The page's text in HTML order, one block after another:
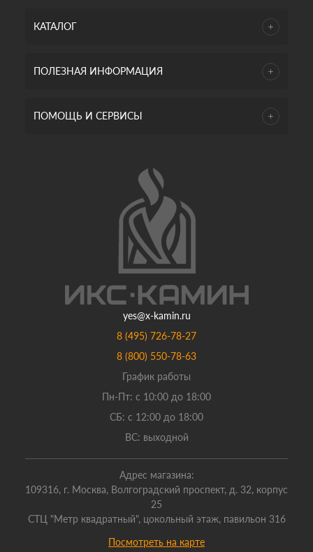
КАТАЛОГ
ПОЛЕЗНАЯ ИНФОРМАЦИЯ
ПОМОЩЬ И СЕРВИСЫ
yes@x-kamin.ru
8 (495) 726-78-27
8 (800) 550-78-63
График работы
Пн-Пт: с 10:00 до 18:00
СБ: с 12:00 до 18:00
ВС: выходной
Адрес магазина:
109316, г. Москва, Волгоградский проспект, д. 32, корпус
25
СТЦ "Метр квадратный", цокольный этаж, павильон 316
Посмотреть на карте